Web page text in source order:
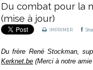
Du combat pour la
(mise à jour)
IMPRIMER
Du frère René Stockman,
Kerknet.be (Merci à notre